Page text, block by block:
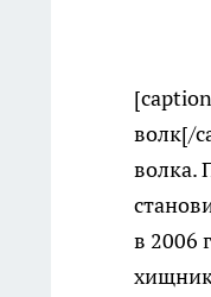
волк[/
волка.
в 2006